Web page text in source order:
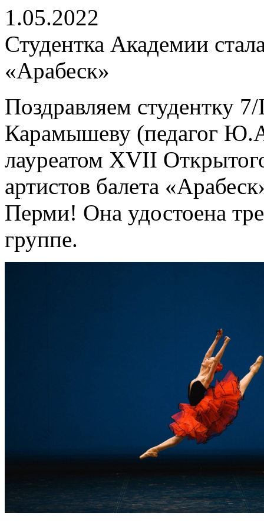
1.05.2022
Студентка Академии
«Арабеск»
Поздравляем студентку
Карамышеву (педагог
лауреатом XVII
артистов балета
Перми! Она удостоена
группе.